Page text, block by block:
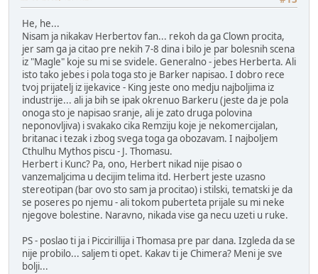
He, he...
Nisam ja nikakav Herbertov fan... rekoh da ga Clown procita,
jer sam ga ja citao pre nekih 7-8 dina i bilo je par bolesnih scena
iz "Magle" koje su mi se svidele. Generalno - jebes Herberta. Ali
isto tako jebes i pola toga sto je Barker napisao. I dobro rece
tvoj prijatelj iz ijekavice - King jeste ono medju najboljima iz
industrije... ali ja bih se ipak okrenuo Barkeru (jeste da je pola
onoga sto je napisao sranje, ali je zato druga polovina
neponovljiva) i svakako cika Remziju koje je nekomercijalan,
britanac i tezak i zbog svega toga ga obozavam. I najboljem
Cthulhu Mythos piscu - J. Thomasu.
Herbert i Kunc? Pa, ono, Herbert nikad nije pisao o
vanzemaljcima u decijim telima itd. Herbert jeste uzasno
stereotipan (bar ovo sto sam ja procitao) i stilski, tematski je da
se poseres po njemu - ali tokom puberteta prijale su mi neke
njegove bolestine. Naravno, nikada vise ga necu uzeti u ruke.
PS - poslao ti ja i Piccirillija i Thomasa pre par dana. Izgleda da se
nije probilo... saljem ti opet. Kakav ti je Chimera? Meni je sve
bolji...